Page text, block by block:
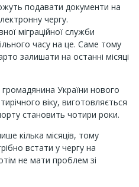
подавати документи на
чергу.
міграційної служби
часу на це. Саме тому
залишати на останні місяці
України нового
віку, виготовляється
становить чотири роки.
кілька місяців, тому
встати у чергу на
не мати проблем зі